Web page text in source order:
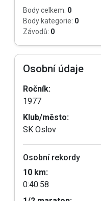
Body celkem: 0
Body kategorie: 0
Závodů: 0
Osobní údaje
Ročník:
1977
Klub/město:
SK Oslov
Osobní rekordy
10 km:
0:40:58